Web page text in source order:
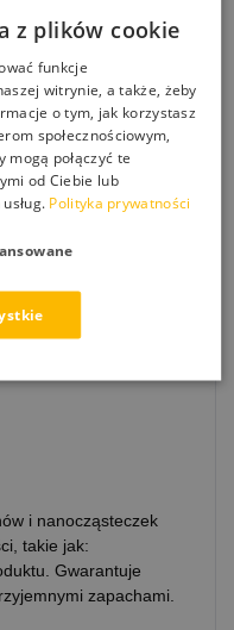
w procesie
dla człowieka.
są przyjazne
organizmu. Nie
sprężonych.
i nanocząsteczek
takie jak:
Gwarantuje
zapachami.
z plików cookie
funkcje
witrynie, a także, żeby
o tym, jak korzystasz
społecznościowym,
połączyć te
od Ciebie lub
Polityka prywatności